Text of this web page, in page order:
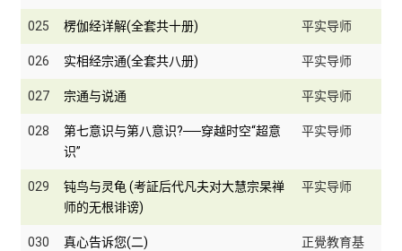
025 楞伽经详解(全套共十册) 平实导师
026 实相经宗通(全套共八册) 平实导师
027 宗通与说通 平实导师
028
第七意识与第八意识?──穿越时空“超意
识”
平实导师
029
钝鸟与灵龟 (考証后代凡夫对大慧宗杲禅
师的无根诽谤)
平实导师
030 真心告诉您(二)
正覺教育基